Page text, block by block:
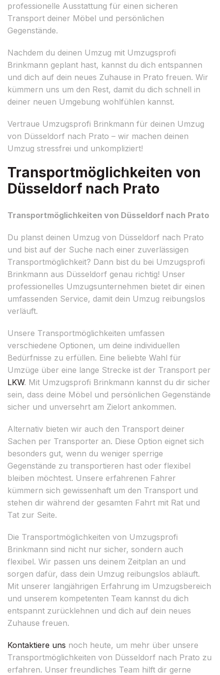
professionelle Ausstattung für einen sicheren
Transport deiner Möbel und persönlichen
Gegenstände.
Nachdem du deinen Umzug mit Umzugsprofi
Brinkmann geplant hast, kannst du dich entspannen
und dich auf dein neues Zuhause in Prato freuen. Wir
kümmern uns um den Rest, damit du dich schnell in
deiner neuen Umgebung wohlfühlen kannst.
Vertraue Umzugsprofi Brinkmann für deinen Umzug
von Düsseldorf nach Prato – wir machen deinen
Umzug stressfrei und unkompliziert!
Transportmöglichkeiten von
Düsseldorf nach Prato
Transportmöglichkeiten von Düsseldorf nach Prato
Du planst deinen Umzug von Düsseldorf nach Prato
und bist auf der Suche nach einer zuverlässigen
Transportmöglichkeit? Dann bist du bei Umzugsprofi
Brinkmann aus Düsseldorf genau richtig! Unser
professionelles Umzugsunternehmen bietet dir einen
umfassenden Service, damit dein Umzug reibungslos
verläuft.
Unsere Transportmöglichkeiten umfassen
verschiedene Optionen, um deine individuellen
Bedürfnisse zu erfüllen. Eine beliebte Wahl für
Umzüge über eine lange Strecke ist der Transport per
LKW. Mit Umzugsprofi Brinkmann kannst du dir sicher
sein, dass deine Möbel und persönlichen Gegenstände
sicher und unversehrt am Zielort ankommen.
Alternativ bieten wir auch den Transport deiner
Sachen per Transporter an. Diese Option eignet sich
besonders gut, wenn du weniger sperrige
Gegenstände zu transportieren hast oder flexibel
bleiben möchtest. Unsere erfahrenen Fahrer
kümmern sich gewissenhaft um den Transport und
stehen dir während der gesamten Fahrt mit Rat und
Tat zur Seite.
Die Transportmöglichkeiten von Umzugsprofi
Brinkmann sind nicht nur sicher, sondern auch
flexibel. Wir passen uns deinem Zeitplan an und
sorgen dafür, dass dein Umzug reibungslos abläuft.
Mit unserer langjährigen Erfahrung im Umzugsbereich
und unserem kompetenten Team kannst du dich
entspannt zurücklehnen und dich auf dein neues
Zuhause freuen.
Kontaktiere uns noch heute, um mehr über unsere
Transportmöglichkeiten von Düsseldorf nach Prato zu
erfahren. Unser freundliches Team hilft dir gerne